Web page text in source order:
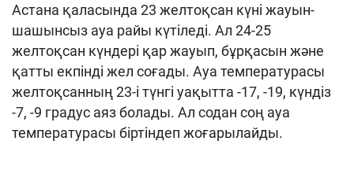
Астана қаласында 23 желтоқсан күні жауын-
шашынсыз ауа райы күтіледі. Ал 24-25
желтоқсан күндері қар жауып, бұрқасын және
қатты екпінді жел соғады. Ауа температурасы
желтоқсанның 23-і түнгі уақытта -17, -19, күндіз
-7, -9 градус аяз болады. Ал содан соң ауа
температурасы біртіндеп жоғарылайды.